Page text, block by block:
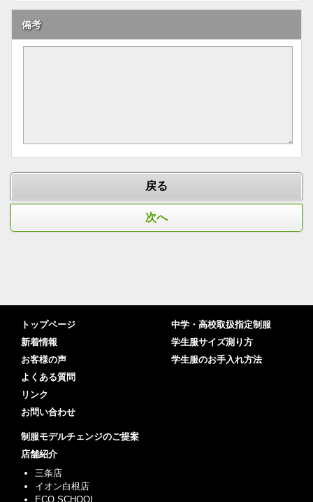
備考
トップページ
新着情報
お客様の声
よくある質問
リンク
お問い合わせ
中学・高校取扱指定制服
学生服サイズ測り方
学生服のお手入れ方法
制服モデルチェンジのご提案
店舗紹介
三条店
イオン白根店
ECO SCHOOL